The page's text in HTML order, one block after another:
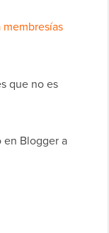
que no es
Blogger a